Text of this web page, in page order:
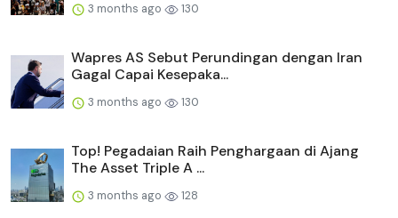
3 months ago 130
Wapres AS Sebut Perundingan dengan Iran
Gagal Capai Kesepaka...
3 months ago 130
Top! Pegadaian Raih Penghargaan di Ajang
The Asset Triple A ...
3 months ago 128